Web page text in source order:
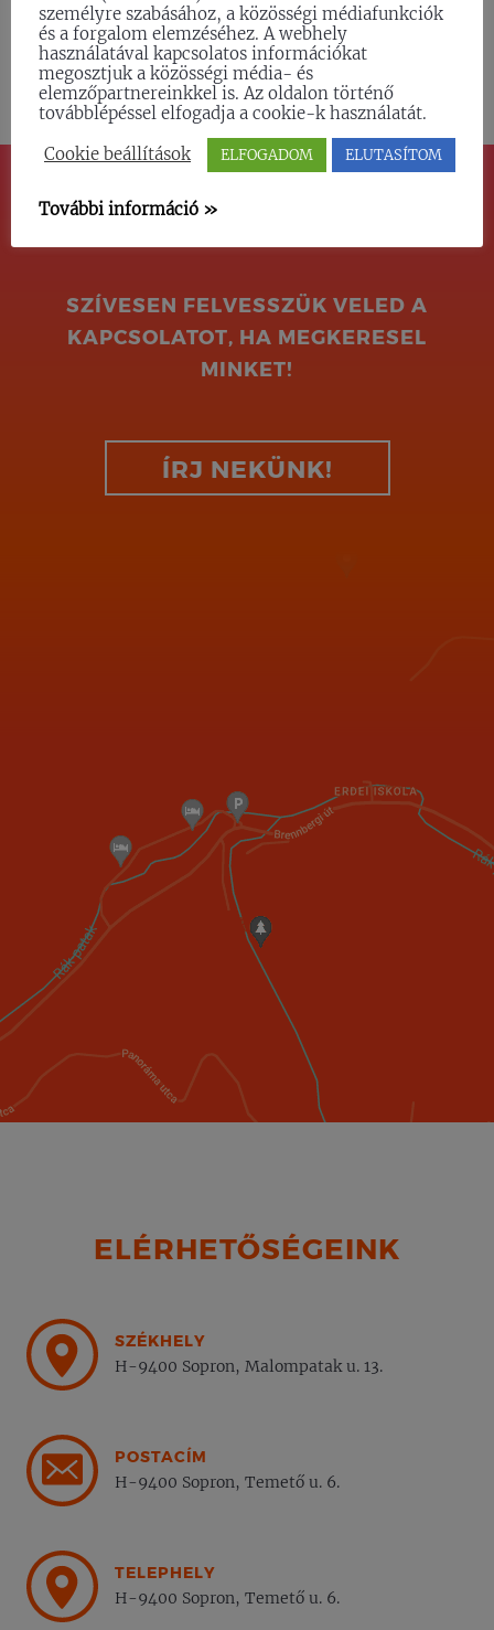
és a pályázatíró kollégákkal személyesen
egyeztetve, az elvárásoknak megfelelően
alakítjuk ki olyan formában és tartalommal,
amely a felhívás minden elemének megfelel.
TETSZÜNK?
SZÍVESEN FELVESSZÜK VELED A
KAPCSOLATOT, HA MEGKERESEL
MINKET!
ÍRJ NEKÜNK!
ELÉRHETŐSÉGEINK
SZÉKHELY
H-9400 Sopron, Malompatak u. 13.
POSTACÍM
H-9400 Sopron, Temető u. 6.
TELEPHELY
H-9400 Sopron, Temető u. 6.
személyre szabásához, a közösségi médiafunkciók
és a forgalom elemzéséhez. A webhely
használatával kapcsolatos információkat
megosztjuk a közösségi média- és
elemzőpartnereinkkel is. Az oldalon történő
továbblépéssel elfogadja a cookie-k használatát.
Cookie beállítások ELFOGADOM ELUTASÍTOM
További információ »